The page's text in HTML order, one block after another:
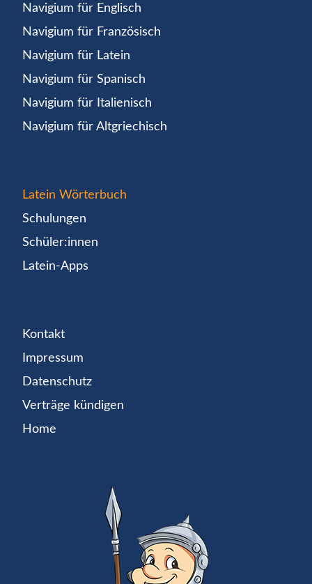
Navigium für Englisch
Navigium für Französisch
Navigium für Latein
Navigium für Spanisch
Navigium für Italienisch
Navigium für Altgriechisch
Latein Wörterbuch
Schulungen
Schüler:innen
Latein-Apps
Kontakt
Impressum
Datenschutz
Verträge kündigen
Home